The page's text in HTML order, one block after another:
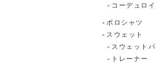
コーデュロ
ポロシャツ
スウェット
スウェット
トレーナー